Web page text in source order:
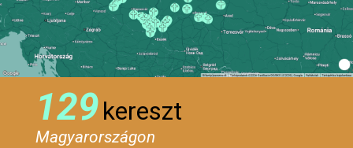
129kereszt
Magyarországon